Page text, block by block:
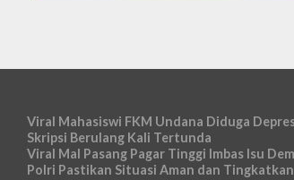
Viral Mahasiswi FKM Undana Diduga
Skripsi Berulang Kali Tertunda
Viral Mal Pasang Pagar Tinggi Imbas Isu
Polri Pastikan Situasi Aman dan